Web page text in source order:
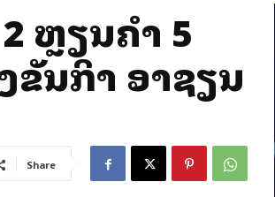
ຫຼຽນຄໍາ 5
ນກິລາ ອາຊຽນ
Share